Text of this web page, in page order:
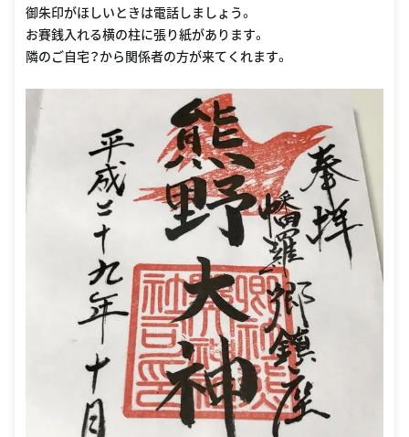
御朱印がほしいときは電話しましょう。
お賽銭入れる横の柱に張り紙があります。
隣のご自宅？から関係者の方が来てくれます。